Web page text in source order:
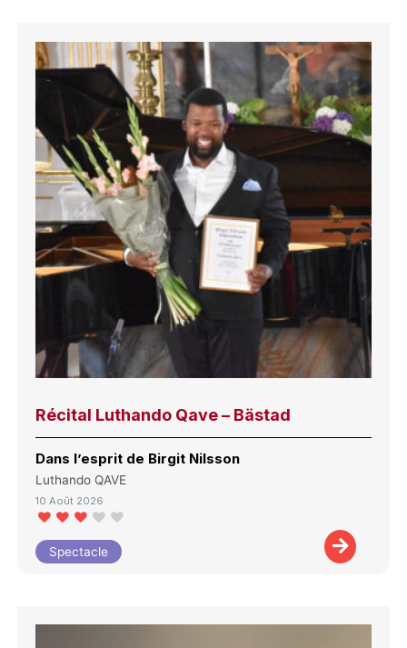
Récital Luthando Qave – Bästad
Dans l’esprit de Birgit Nilsson
Luthando QAVE
10 Août 2026
Spectacle